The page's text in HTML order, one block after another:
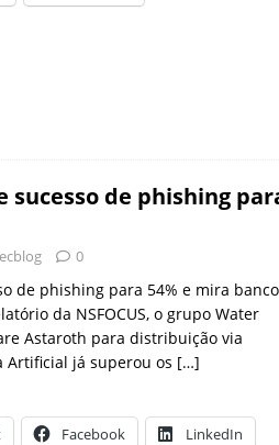
sucesso de phishing
0
de phishing para 54% e mira
da NSFOCUS, o grupo Water
Astaroth para distribuição via
Artificial já superou os […]
Facebook LinkedIn